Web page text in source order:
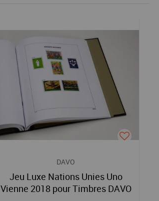
DAVO
Jeu Luxe Nations Unies Uno
Vienne 2018 pour Timbres DAVO